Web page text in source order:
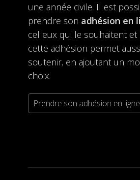
une année civile. Il est
prendre son adhésion en
celleux qui le souhaitent et
cette adhésion permet
soutenir, en ajoutant un
choix.
Prendre son adhésion en ligne